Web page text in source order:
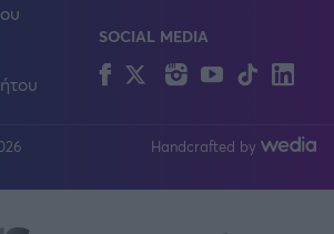
SOCIAL MEDIA
FacebookTwitterInstagram
YouTubeTikTok
Handcrafted by